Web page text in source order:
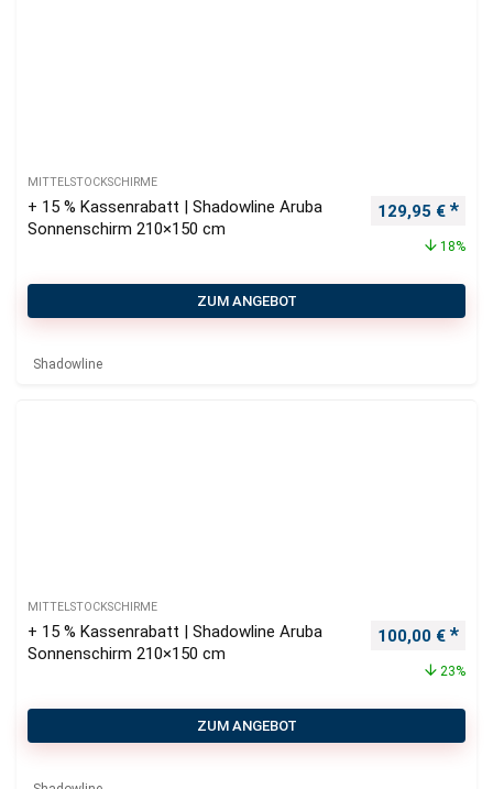
MITTELSTOCKSCHIRME
+ 15 % Kassenrabatt | Shadowline Aruba
Sonnenschirm 210×150 cm
129,95 €
18%
ZUM ANGEBOT
Shadowline
MITTELSTOCKSCHIRME
+ 15 % Kassenrabatt | Shadowline Aruba
Sonnenschirm 210×150 cm
100,00 €
23%
ZUM ANGEBOT